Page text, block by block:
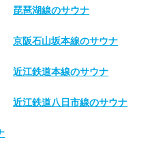
琵琶湖線のサウナ
京阪石山坂本線のサウナ
近江鉄道本線のサウナ
近江鉄道八日市線のサウナ